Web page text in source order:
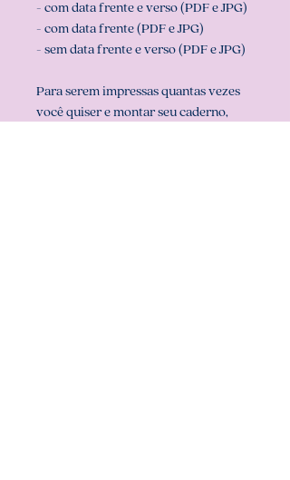
- com data frente e verso (PDF e JPG)
- com data frente (PDF e JPG)
- sem data frente e verso (PDF e JPG)
Para serem impressas quantas vezes
você quiser e montar seu caderno,